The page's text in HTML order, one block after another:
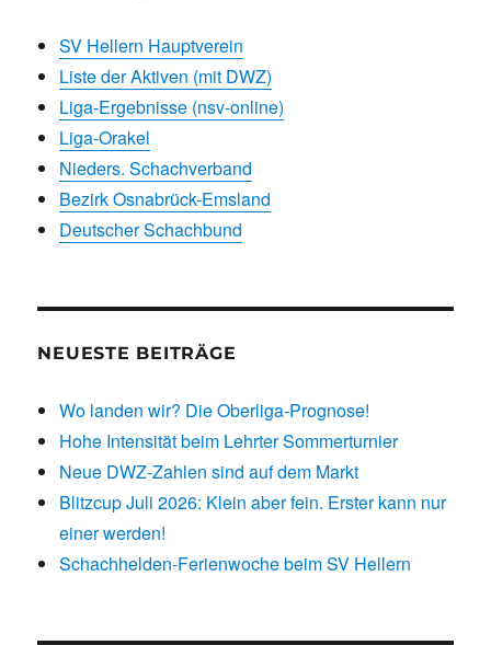
SV Hellern Hauptverein
Liste der Aktiven (mit DWZ)
Liga-Ergebnisse (nsv-online)
Liga-Orakel
Nieders. Schachverband
Bezirk Osnabrück-Emsland
Deutscher Schachbund
NEUESTE BEITRÄGE
Wo landen wir? Die Oberliga-Prognose!
Hohe Intensität beim Lehrter Sommerturnier
Neue DWZ-Zahlen sind auf dem Markt
Blitzcup Juli 2026: Klein aber fein. Erster kann nur
einer werden!
Schachhelden-Ferienwoche beim SV Hellern